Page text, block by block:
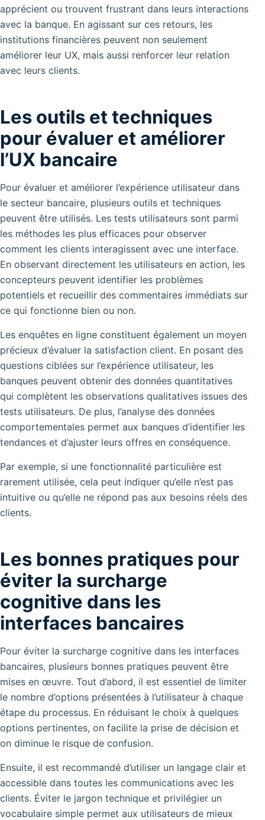
apprécient ou trouvent frustrant dans leurs interactions
avec la banque. En agissant sur ces retours, les
institutions financières peuvent non seulement
améliorer leur UX, mais aussi renforcer leur relation
avec leurs clients.
Les outils et techniques
pour évaluer et améliorer
l’UX bancaire
Pour évaluer et améliorer l’expérience utilisateur dans
le secteur bancaire, plusieurs outils et techniques
peuvent être utilisés. Les tests utilisateurs sont parmi
les méthodes les plus efficaces pour observer
comment les clients interagissent avec une interface.
En observant directement les utilisateurs en action, les
concepteurs peuvent identifier les problèmes
potentiels et recueillir des commentaires immédiats sur
ce qui fonctionne bien ou non.
Les enquêtes en ligne constituent également un moyen
précieux d’évaluer la satisfaction client. En posant des
questions ciblées sur l’expérience utilisateur, les
banques peuvent obtenir des données quantitatives
qui complètent les observations qualitatives issues des
tests utilisateurs. De plus, l’analyse des données
comportementales permet aux banques d’identifier les
tendances et d’ajuster leurs offres en conséquence.
Par exemple, si une fonctionnalité particulière est
rarement utilisée, cela peut indiquer qu’elle n’est pas
intuitive ou qu’elle ne répond pas aux besoins réels des
clients.
Les bonnes pratiques pour
éviter la surcharge
cognitive dans les
interfaces bancaires
Pour éviter la surcharge cognitive dans les interfaces
bancaires, plusieurs bonnes pratiques peuvent être
mises en œuvre. Tout d’abord, il est essentiel de limiter
le nombre d’options présentées à l’utilisateur à chaque
étape du processus. En réduisant le choix à quelques
options pertinentes, on facilite la prise de décision et
on diminue le risque de confusion.
Ensuite, il est recommandé d’utiliser un langage clair et
accessible dans toutes les communications avec les
clients. Éviter le jargon technique et privilégier un
vocabulaire simple permet aux utilisateurs de mieux